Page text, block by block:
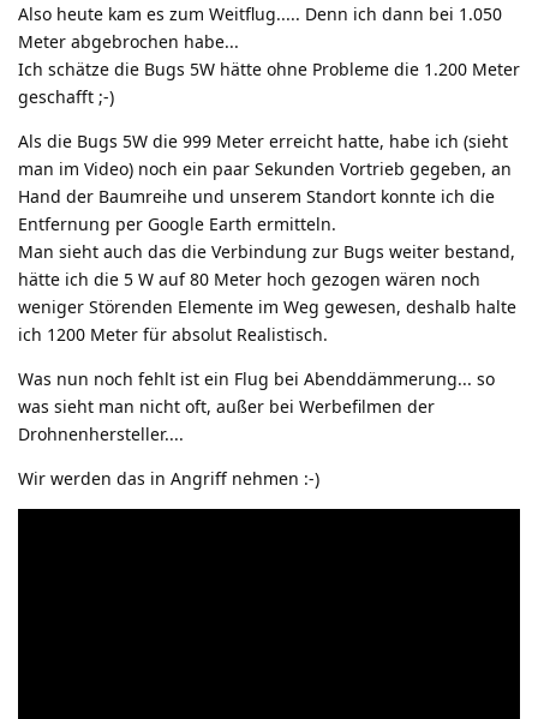
Also heute kam es zum Weitflug..... Denn ich dann bei 1.050
Meter abgebrochen habe...
Ich schätze die Bugs 5W hätte ohne Probleme die 1.200 Meter
geschafft ;-)
Als die Bugs 5W die 999 Meter erreicht hatte, habe ich (sieht
man im Video) noch ein paar Sekunden Vortrieb gegeben, an
Hand der Baumreihe und unserem Standort konnte ich die
Entfernung per Google Earth ermitteln.
Man sieht auch das die Verbindung zur Bugs weiter bestand,
hätte ich die 5 W auf 80 Meter hoch gezogen wären noch
weniger Störenden Elemente im Weg gewesen, deshalb halte
ich 1200 Meter für absolut Realistisch.
Was nun noch fehlt ist ein Flug bei Abenddämmerung... so
was sieht man nicht oft, außer bei Werbefilmen der
Drohnenhersteller....
Wir werden das in Angriff nehmen :-)